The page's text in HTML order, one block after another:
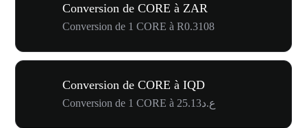
Conversion de CORE à ZAR
Conversion de 1 CORE à R0.3108
Conversion de CORE à IQD
Conversion de 1 CORE à ع.د25.13